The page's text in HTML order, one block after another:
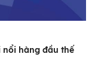
nổi hàng đầu thế